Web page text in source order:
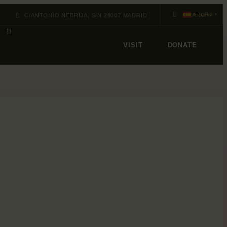
C/ANTONIO NEBRIJA, S/N 28007 MADRID
VISIT DONATE
Español